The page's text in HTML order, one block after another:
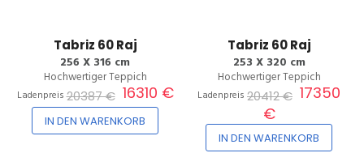
Tabriz 60 Raj
256 X 316 cm
Hochwertiger Teppich
Ladenpreis20387 € 16310 €
IN DEN WARENKORB
Tabriz 60 Raj
253 X 320 cm
Hochwertiger Teppich
Ladenpreis 20412 € 17350
€
IN DEN WARENKORB